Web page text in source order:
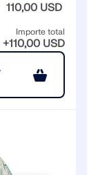
110,00 USD
Importe total
+110,00 USD